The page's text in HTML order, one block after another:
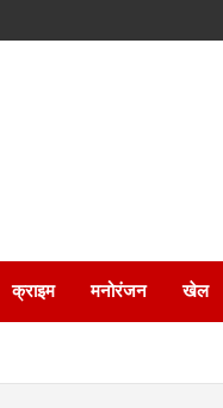
क्राइम मनोरंजन खेल